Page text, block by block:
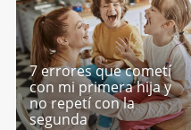
7 errores que cometí
con mi primera hija y
no repetí con la
segunda